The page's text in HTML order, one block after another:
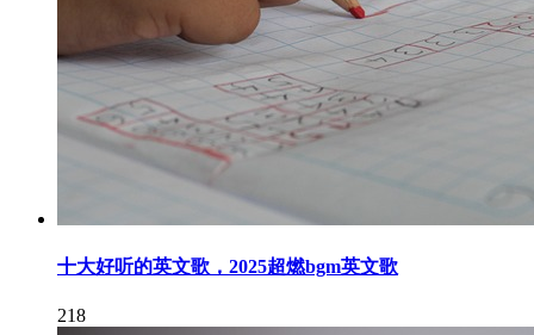
十大好听的英文歌，2025超燃bgm英文歌
218